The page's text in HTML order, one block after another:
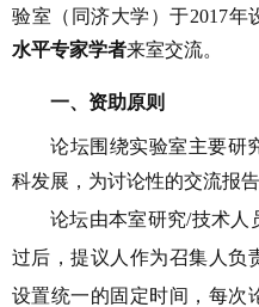
验室（同济大学）于2017年
水平专家学者来室交流。
一、 资助原则
论坛围绕实验室主要研
科发展 ，为讨论性的交流报告
论坛由本室研究/技术人
过后，提议人作为召集人负
设置统一的固定时间，每次